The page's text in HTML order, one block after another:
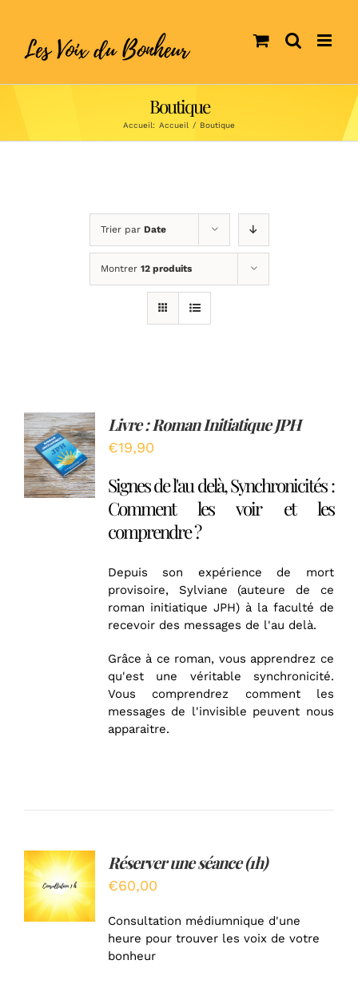
content
Boutique
Accueil: Accueil / Boutique
Trier par Date
Montrer 12 produits
Note5.00
sur 5
AJOUTER
AU
PANIER
/
DÉTAILS
Livre : Roman Initiatique JPH
€19,90
Signes de l'au delà, Synchronicités :
Comment les voir et les
comprendre ?
Depuis son expérience de mort
provisoire, Sylviane (auteure de ce
roman initiatique JPH) à la faculté de
recevoir des messages de l'au delà.
Grâce à ce roman, vous apprendrez ce
qu'est une véritable synchronicité.
Vous comprendrez comment les
messages de l'invisible peuvent nous
apparaitre.
AJOUTER
AU
PANIER
/
DÉTAILS
Réserver une séance (1h)
€60,00
Consultation médiumnique d'une
heure pour trouver les voix de votre
bonheur